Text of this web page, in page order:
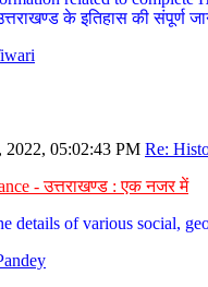
के इतिहास की संपूर्ण
2022, 05:02:43 PM Re:
- उत्तराखण्ड : एक नजर में
details of various social,